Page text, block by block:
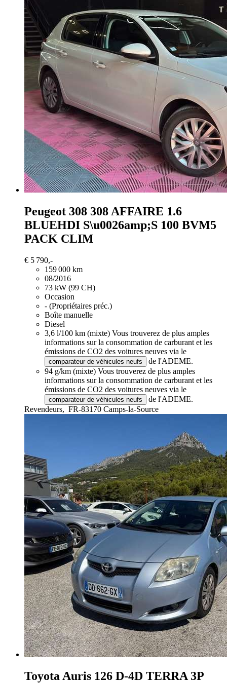
Peugeot 308 308 AFFAIRE 1.6
BLUEHDI S\u0026amp;S 100 BVM5
PACK CLIM
€ 5 790,-
159 000 km
08/2016
73 kW (99 CH)
Occasion
- (Propriétaires préc.)
Boîte manuelle
Diesel
3,6 l/100 km (mixte) Vous trouverez de plus amples
informations sur la consommation de carburant et les
émissions de CO2 des voitures neuves via le
comparateur de véhicules neufs
de l'ADEME.
94 g/km (mixte) Vous trouverez de plus amples
informations sur la consommation de carburant et les
émissions de CO2 des voitures neuves via le
comparateur de véhicules neufs
de l'ADEME.
Revendeurs, FR-83170 Camps-la-Source
Toyota Auris 126 D-4D TERRA 3P